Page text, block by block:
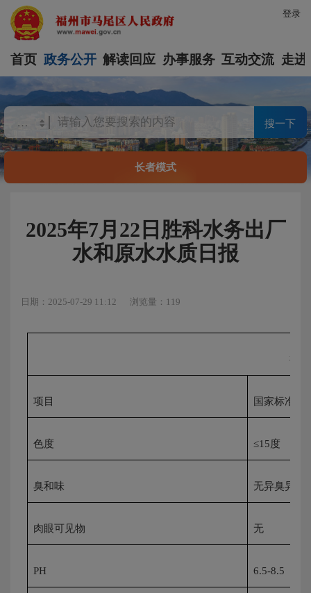
登录
首页 政务公开 解读回应 办事服务 互动交流 走进
搜一下
长者模式
2025年7月22日胜科水务出厂
水和原水水质日报
日期：2025-07-29 11:12 浏览量：119
福
项目 国家标准
色度 ≤15度
臭和味 无异臭异味
肉眼可见物 无
PH 6.5-8.5